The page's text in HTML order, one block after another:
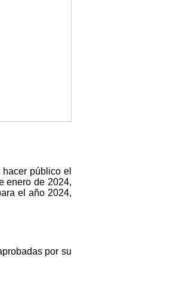
público el
enero de 2024,
el año 2024,
por su